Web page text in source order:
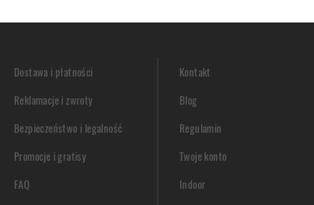
Dostawa i płatności
Reklamacje i zwroty
Bezpieczeństwo i legalność
Promocje i gratisy
FAQ
Kontakt
Blog
Regulamin
Twoje konto
Indoor